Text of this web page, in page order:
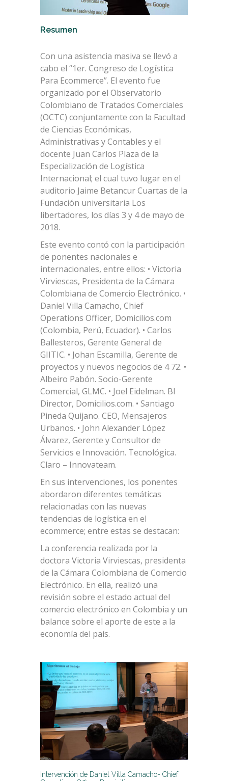
Resumen
Con una asistencia masiva se llevó a
cabo el “1er. Congreso de Logística
Para Ecommerce”. El evento fue
organizado por el Observatorio
Colombiano de Tratados Comerciales
(OCTC) conjuntamente con la Facultad
de Ciencias Económicas,
Administrativas y Contables y el
docente Juan Carlos Plaza de la
Especialización de Logística
Internacional; el cual tuvo lugar en el
auditorio Jaime Betancur Cuartas de la
Fundación universitaria Los
libertadores, los días 3 y 4 de mayo de
2018.
Este evento contó con la participación
de ponentes nacionales e
internacionales, entre ellos: • Victoria
Virviescas, Presidenta de la Cámara
Colombiana de Comercio Electrónico. •
Daniel Villa Camacho, Chief
Operations Officer, Domicilios.com
(Colombia, Perú, Ecuador). • Carlos
Ballesteros, Gerente General de
GIITIC. • Johan Escamilla, Gerente de
proyectos y nuevos negocios de 4 72. •
Albeiro Pabón. Socio-Gerente
Comercial, GLMC. • Joel Eidelman. BI
Director, Domicilios.com. • Santiago
Pineda Quijano. CEO, Mensajeros
Urbanos. • John Alexander López
Álvarez, Gerente y Consultor de
Servicios e Innovación. Tecnológica.
Claro – Innovateam.
En sus intervenciones, los ponentes
abordaron diferentes temáticas
relacionadas con las nuevas
tendencias de logística en el
ecommerce; entre estas se destacan:
La conferencia realizada por la
doctora Victoria Virviescas, presidenta
de la Cámara Colombiana de Comercio
Electrónico. En ella, realizó una
revisión sobre el estado actual del
comercio electrónico en Colombia y un
balance sobre el aporte de este a la
economía del país.
Intervención de Daniel Villa Camacho- Chief